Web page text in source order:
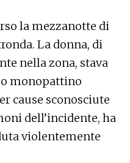
la mezzanotte di
La donna, di
nella zona, stava
monopattino
cause sconosciute
dell’incidente, ha
violentemente